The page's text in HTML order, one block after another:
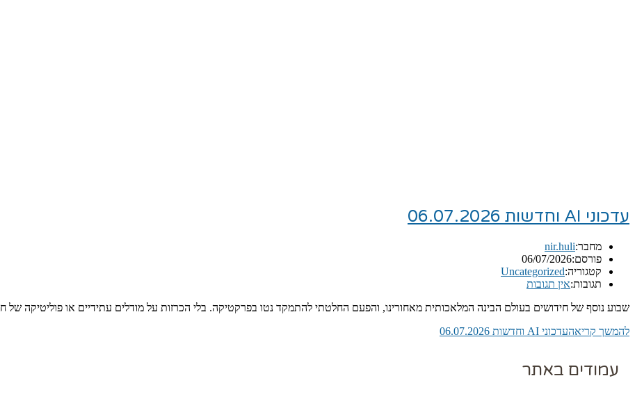
עדכוני AI וחדשות 06.07.2026
מחבר:nir.huli
פורסם:06/07/2026
קטגוריה:Uncategorized
תגובות:אין תגובות
שבוע נוסף של חידושים בעולם הבינה המלאכותית מאחורינו, והפעם החלטתי להתמקד נטו בפרקטיקה. בלי הכרזות על מודלים עתידיים או פוליטיקה
להמשך קריאהעדכוני AI וחדשות 06.07.2026
עמודים באתר